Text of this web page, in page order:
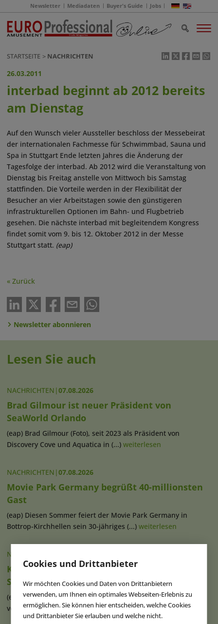
Cookies und Drittanbieter
Wir möchten Cookies und Daten von Drittanbietern
verwenden, um Ihnen ein optimales Webseiten-Erlebnis zu
ermöglichen. Sie können hier entscheiden, welche Cookies
und Drittanbieter Sie erlauben und welche nicht.
Newsletter Mediadaten Buyer's Guide Jobs
STARTSEITE NACHRICHTEN
26.03.2011
interbad beginnt ab 2012 bereits
am Dienstag
Auf den Wunsch vieler Aussteller beschloss der Messebeirat
der internationalen Fachmesse für Schwimmbad, Sauna und
Spa in Stuttgart Ende letzten Jahres die Änderung der
Tagesfolge der interbad. Ab 2012 wird die Veranstaltung von
Dienstag bis Freitag anstelle von Mittwoch bis Samstag
stattfinden. Die Vorteile werden in der Flexibilität der
Besucher an vier Arbeitstagen sowie den günstigeren
infrastrukturellen Optionen im Bahn- und Flugbetrieb
gesehen. Die nächste interbad mit begleitendem Kongress
findet somit vom 9. bis 12. Oktober 2012 in der Messe
Stuttgart statt. (eap)
« Zurück
Newsletter abonnieren
Lesen Sie auch
NACHRICHTEN |07.08.2026
Brad Gilmour ist neuer Präsident von
SeaWorld Orlando
(eap) Brad Gilmour (Foto), seit 2023 als Präsident von
Discovery Cove und Aquatica in (...) weiterlesen
NACHRICHTEN |07.08.2026
Movie Park Germany begrüßt 40-millionsten
Gast
(eap) Diesen Sommer feiert der Movie Park Germany in
Bottrop-Kirchhellen sein 30-jähriges (...) weiterlesen
NACHRICHTEN
Ketteler Hof erweitert Indoorhalle und
Spielangebot
(eap) Im Erlebnispark Ketteler Hof in Haltern am See haben
vor Kurzem die Bauarbeiten zur (...)weiterlesen